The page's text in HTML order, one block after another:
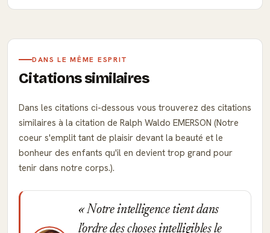
DANS LE MÊME ESPRIT
Citations similaires
Dans les citations ci-dessous vous trouverez des citations
similaires à la citation de Ralph Waldo EMERSON (Notre
coeur s'emplit tant de plaisir devant la beauté et le
bonheur des enfants qu'il en devient trop grand pour
tenir dans notre corps.).
Notre intelligence tient dans
l'ordre des choses intelligibles le